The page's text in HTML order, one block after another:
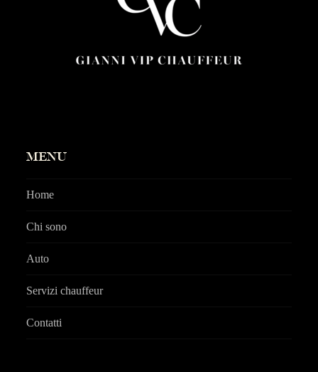
MENU
Home
Chi sono
Auto
Servizi chauffeur
Contatti